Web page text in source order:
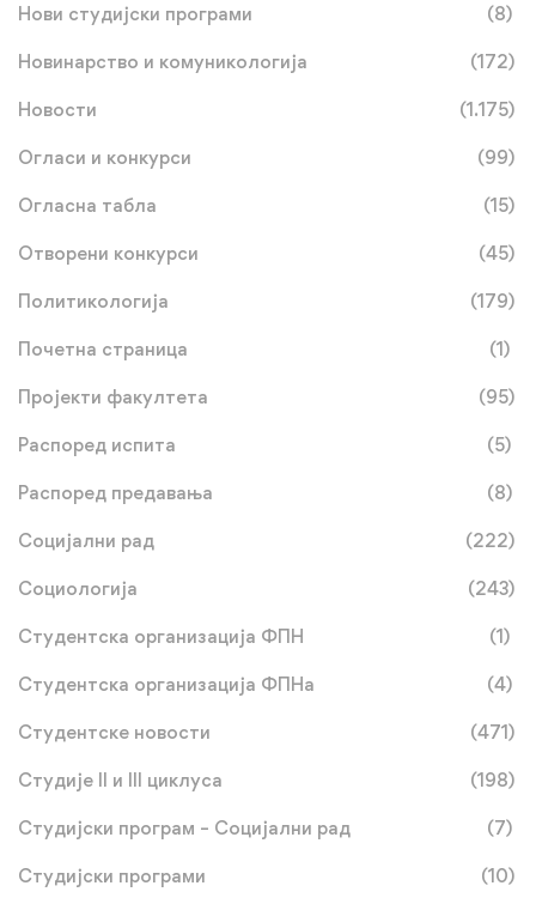
Нови студијски програми (8)
Новинарство и комуникологија (172)
Новости (1.175)
Огласи и конкурси (99)
Огласна табла (15)
Отворени конкурси (45)
Политикологија (179)
Почетна страница (1)
Пројекти факултета (95)
Распоред испита (5)
Распоред предавања (8)
Социјални рад (222)
Социологија (243)
Студентска организација ФПН (1)
Студентска организација ФПНа (4)
Студентске новости (471)
Студије II и III циклуса (198)
Студијски програм – Социјални рад (7)
Студијски програми (10)